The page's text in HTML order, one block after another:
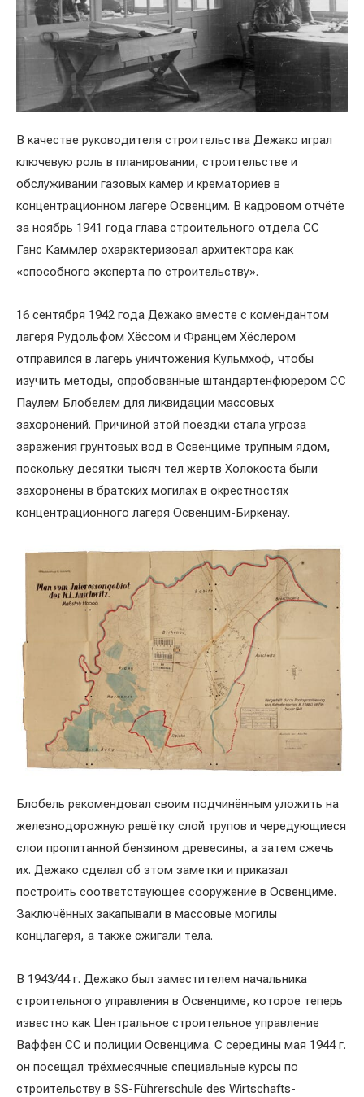
В качестве руководителя строительства Дежако играл
ключевую роль в планировании, строительстве и
обслуживании газовых камер и крематориев в
концентрационном лагере Освенцим. В кадровом отчёте
за ноябрь 1941 года глава строительного отдела СС
Ганс Каммлер охарактеризовал архитектора как
«способного эксперта по строительству».
16 сентября 1942 года Дежако вместе с комендантом
лагеря Рудольфом Хёссом и Францем Хёслером
отправился в лагерь уничтожения Кульмхоф, чтобы
изучить методы, опробованные штандартенфюрером СС
Паулем Блобелем для ликвидации массовых
захоронений. Причиной этой поездки стала угроза
заражения грунтовых вод в Освенциме трупным ядом,
поскольку десятки тысяч тел жертв Холокоста были
захоронены в братских могилах в окрестностях
концентрационного лагеря Освенцим-Биркенау.
Блобель рекомендовал своим подчинённым уложить на
железнодорожную решётку слой трупов и чередующиеся
слои пропитанной бензином древесины, а затем сжечь
их. Дежако сделал об этом заметки и приказал
построить соответствующее сооружение в Освенциме.
Заключённых закапывали в массовые могилы
концлагеря, а также сжигали тела.
В 1943/44 г. Дежако был заместителем начальника
строительного управления в Освенциме, которое теперь
известно как Центральное строительное управление
Ваффен СС и полиции Освенцима. С середины мая 1944 г.
он посещал трёхмесячные специальные курсы по
строительству в SS-Führerschule des Wirtschafts-